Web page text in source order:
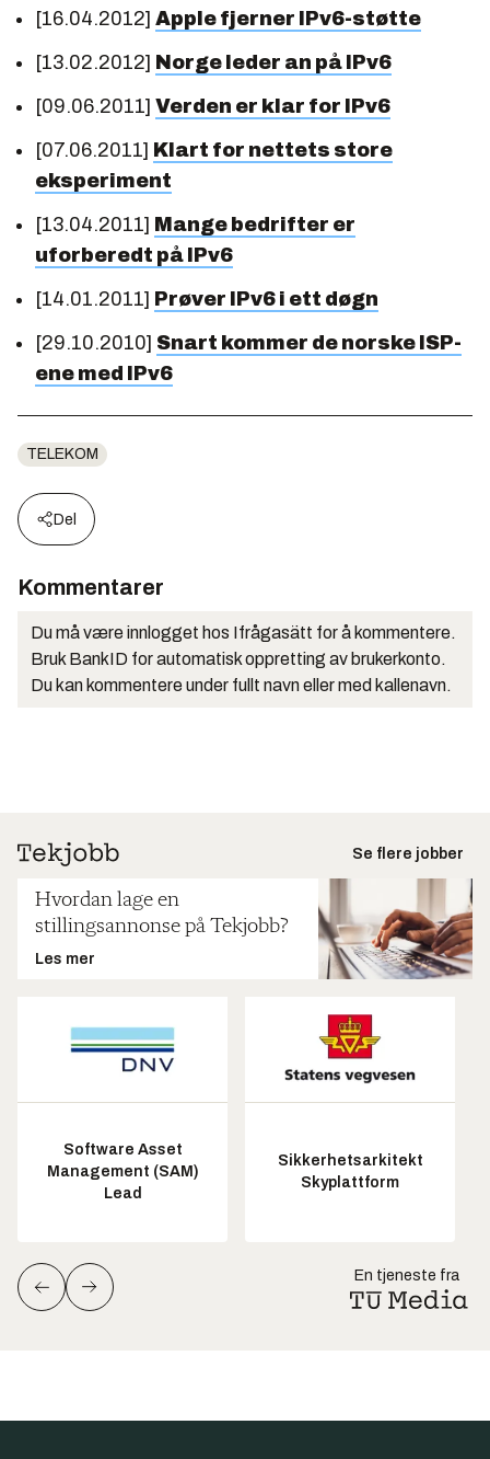
[16.04.2012] Apple fjerner IPv6-støtte
[13.02.2012] Norge leder an på IPv6
[09.06.2011] Verden er klar for IPv6
[07.06.2011] Klart for nettets store
eksperiment
[13.04.2011] Mange bedrifter er
uforberedt på IPv6
[14.01.2011] Prøver IPv6 i ett døgn
[29.10.2010] Snart kommer de norske ISP-
ene med IPv6
TELEKOM
Del
Kommentarer
Du må være innlogget hos Ifrågasätt for å kommentere.
Bruk BankID for automatisk oppretting av brukerkonto.
Du kan kommentere under fullt navn eller med kallenavn.
Se flere jobber
Hvordan lage en
stillingsannonse på Tekjobb?
Les mer
Software Asset
Management (SAM)
Lead
Sikkerhetsarkitekt
Skyplattform
En tjeneste fra